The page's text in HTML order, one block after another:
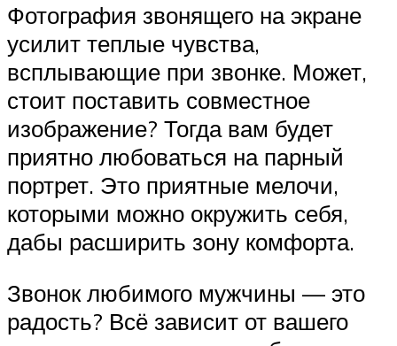
Фотография звонящего на экране
усилит теплые чувства,
всплывающие при звонке. Может,
стоит поставить совместное
изображение? Тогда вам будет
приятно любоваться на парный
портрет. Это приятные мелочи,
которыми можно окружить себя,
дабы расширить зону комфорта.
Звонок любимого мужчины — это
радость? Всё зависит от вашего